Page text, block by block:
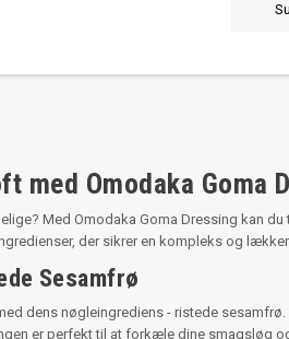
Omodaka Goma
Med Omodaka Goma Dressing kan
der sikrer en kompleks og
Sesamfrø
dens nøgleingrediens - ristede
er perfekt til at forkæle dine smagsløg